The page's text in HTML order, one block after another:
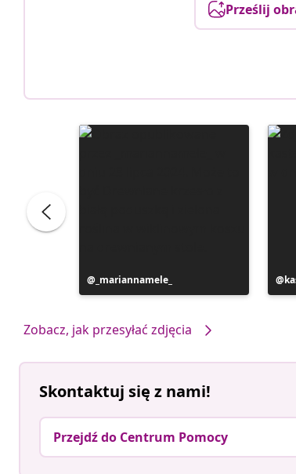
Prześlij
Post
opublikowany
_mariannamele_
Zobacz, jak przesyłać zdjęcia
Skontaktuj się z nami!
Przejdź do Centrum Pomocy